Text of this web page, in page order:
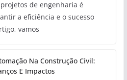
de engenharia é
a eficiência e o sucesso
vamos
Na Construção Civil:
E Impactos